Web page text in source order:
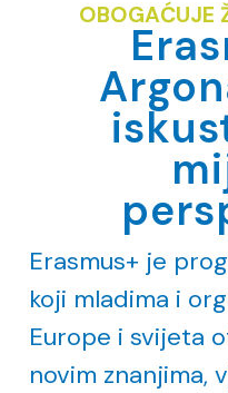
OBOGAĆUJE
Erasmus+ je
koji mladima i
Europe i svijeta
novim znanjima,